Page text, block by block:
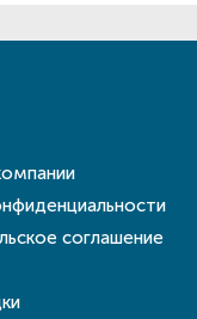
соглашение